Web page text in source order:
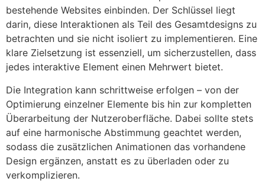
bestehende Websites einbinden. Der Schlüssel liegt
darin, diese Interaktionen als Teil des Gesamtdesigns zu
betrachten und sie nicht isoliert zu implementieren. Eine
klare Zielsetzung ist essenziell, um sicherzustellen, dass
jedes interaktive Element einen Mehrwert bietet.
Die Integration kann schrittweise erfolgen – von der
Optimierung einzelner Elemente bis hin zur kompletten
Überarbeitung der Nutzeroberfläche. Dabei sollte stets
auf eine harmonische Abstimmung geachtet werden,
sodass die zusätzlichen Animationen das vorhandene
Design ergänzen, anstatt es zu überladen oder zu
verkomplizieren.